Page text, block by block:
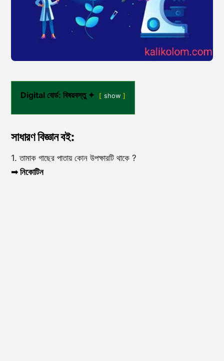
Digital বোর্ড: বিষয়বস্তু ✦ show
সাধারণ বিজ্ঞান বই:
1. তামাক গাছের পাতায় কোন উপক্ষারটি থাকে ?
➟ নিকোটিন